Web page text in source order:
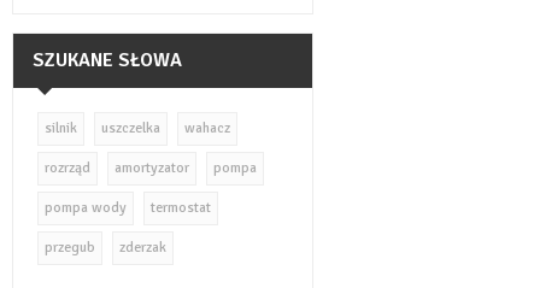
SZUKANE SŁOWA
silnik uszczelka wahacz
rozrząd amortyzator pompa
pompa wody termostat
przegub zderzak